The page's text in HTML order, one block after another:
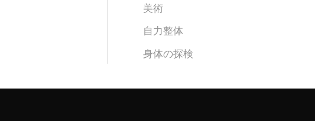
美術
自力整体
身体の探検